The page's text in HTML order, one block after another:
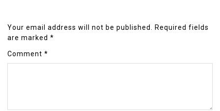
Your email address will not be published. Required fields
are marked *
Comment *